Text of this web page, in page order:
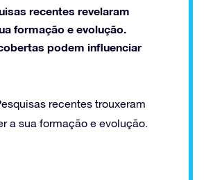
recentes revelaram
formação e evolução.
podem influenciar
recentes trouxeram
a sua formação e evolução.